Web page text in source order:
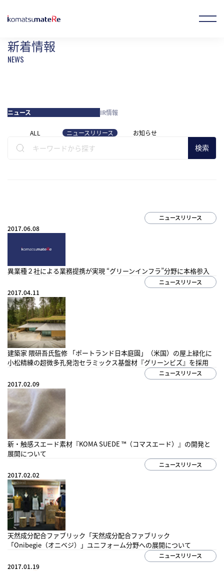
企業情報
サステナビリティ
IR情報
採用情報
ニュース
オンラインストア
新着情報
ニュース IR情報
ALL ニュースリリース お知らせ
検索
ニュースリリース
2017.06.08
異業種２社による業務提携が実現 “グリーンインフラ”分野に本格参入
ニュースリリース
2017.04.11
建築家 隈研吾氏監修 「ポートランド日本庭園」（米国）の屋上緑化に
小松精練の超微多孔発泡セラミックス基盤材『グリーンビズ』を採用
ニュースリリース
2017.02.09
新・触感スエード素材『KOMA SUEDE ™（コマスエード）』の開発と
展開について
ニュースリリース
2017.02.02
天然成分配合ファブリック「天然成分配合ファブリック
「Onibegie（オニベジ）」ユニフォーム分野への展開について
ニュースリリース
2017.01.19